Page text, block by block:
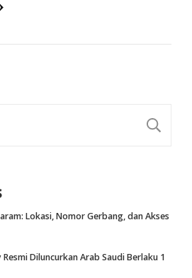
Lokasi, Nomor Gerbang, dan Akses
Diluncurkan Arab Saudi Berlaku 1